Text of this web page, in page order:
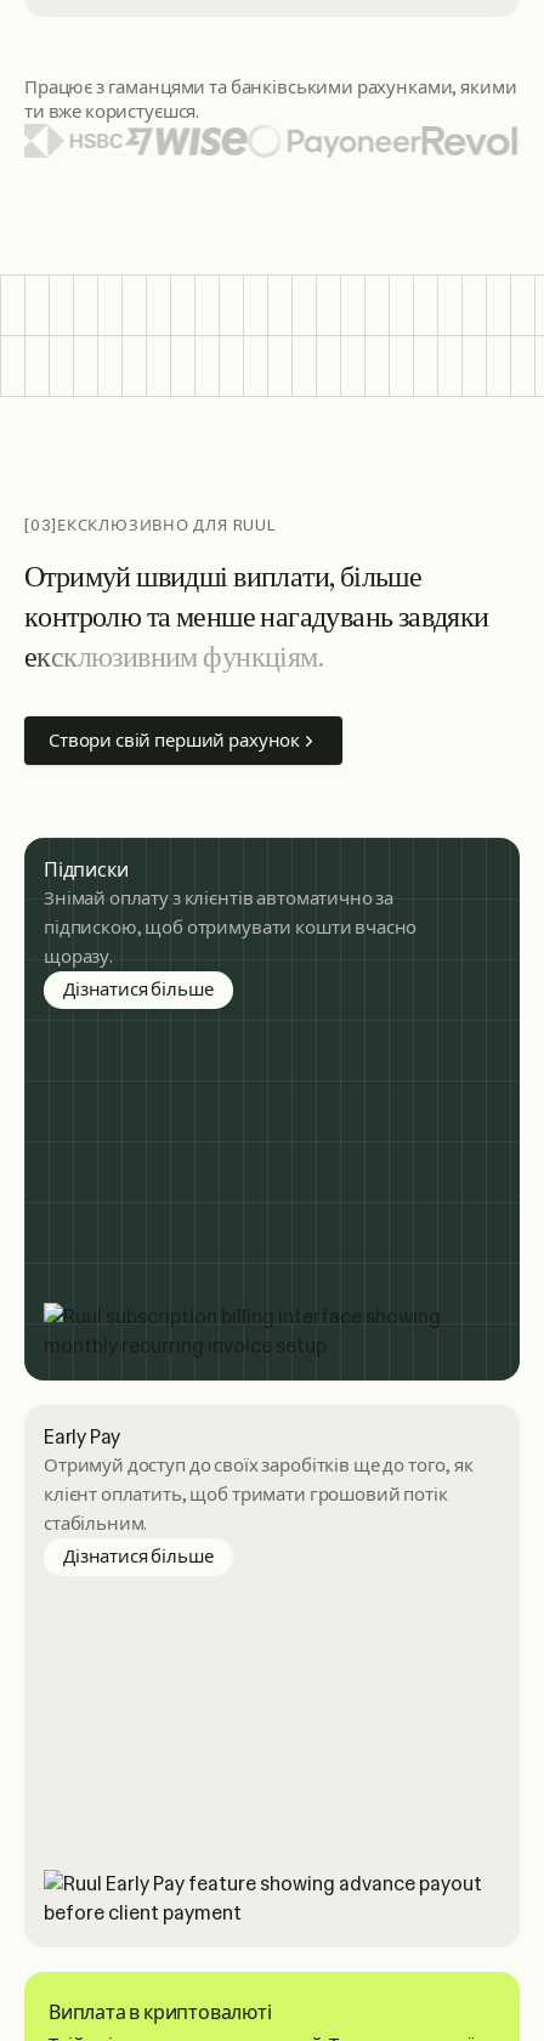
Працює з гаманцями та банківськими рахунками, якими
ти вже користуєшся.
[03]ЕКСКЛЮЗИВНО ДЛЯ RUUL
Отримуйшвидшівиплати,більше
контролютаменшенагадуваньзавдяки
ексклюзивнимфункціям.
Створи свій перший рахунок
Підписки
Знімай оплату з клієнтів автоматично за
підпискою, щоб отримувати кошти вчасно
щоразу.
Дізнатися більшеabout subscription billing
Early Pay
Отримуй доступ до своїх заробітків ще до того, як
клієнт оплатить, щоб тримати грошовий потік
стабільним.
Дізнатися більшеabout Early Pay
Виплата в криптовалюті